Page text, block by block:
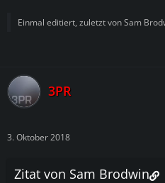
Einmal editiert, zuletzt vonSam
3PR
3. Oktober 2018
Zitat von Sam Brodwin